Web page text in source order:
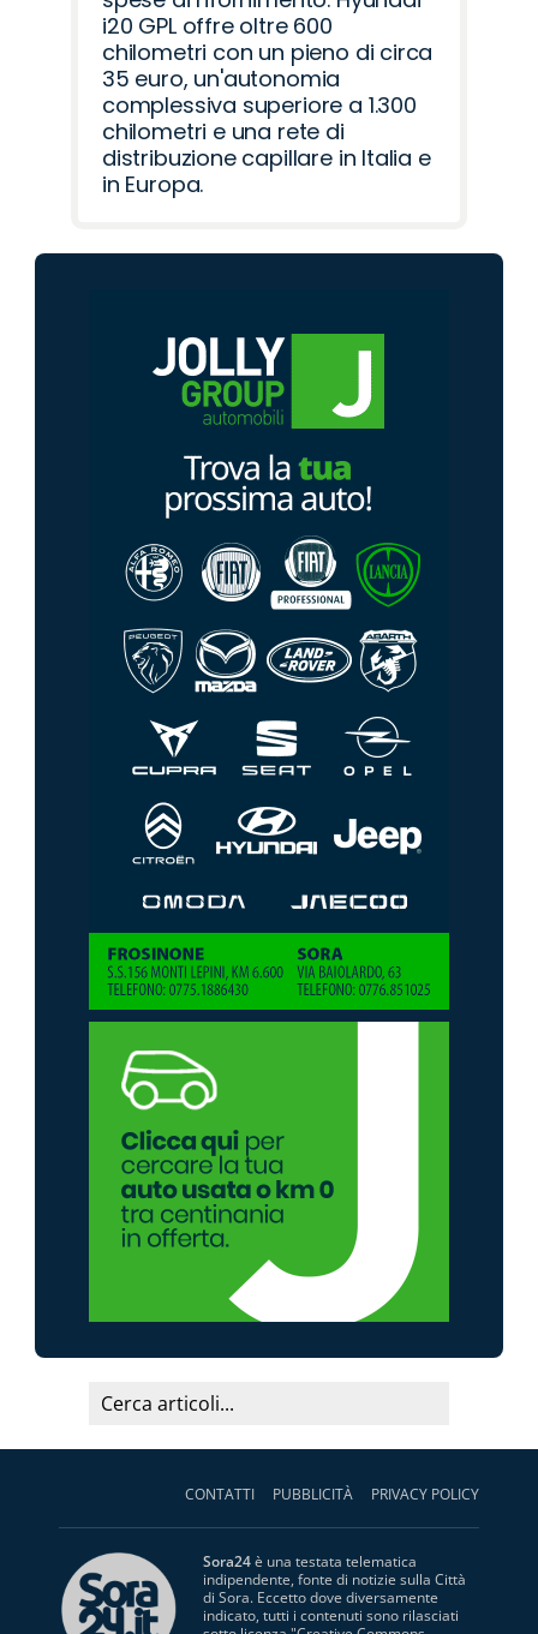
i20 GPL offre oltre 600
chilometri con un pieno di circa
35 euro, un'autonomia
complessiva superiore a 1.300
chilometri e una rete di
distribuzione capillare in Italia e
in Europa.
CONTATTI PUBBLICITÀ PRIVACY POLICY
Sora24è una testata telematica
indipendente, fonte di notizie sulla Città
di Sora. Eccetto dove diversamente
indicato, tutti i contenuti sono rilasciati